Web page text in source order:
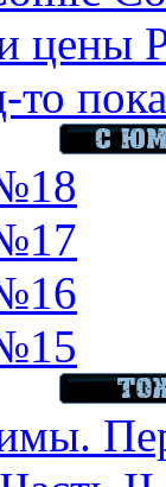
цены
то